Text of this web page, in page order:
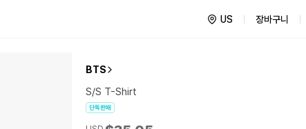
US 장바구니
BTS
S/S T-Shirt
단독판매